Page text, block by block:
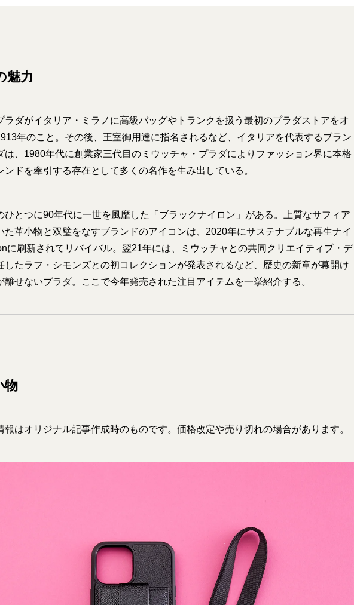
魅力
ラダがイタリア・ミラノに高級バッグやトランクを扱う最初のプラダストアをオ
年のこと。その後、王室御用達に指名されるなど、イタリアを代表するブラン
は、1980年代に創業家三代目のミウッチャ・プラダによりファッション界に本格
ンドを牽引する存在として多くの名作を生み出している。
ひとつに90年代に一世を風靡した「ブラックナイロン」がある。上質なサフィア
た革小物と双璧をなすブランドのアイコンは、2020年にサステナブルな再生ナイ
に刷新されてリバイバル。翌21年には、ミウッチャとの共同クリエイティブ・デ
したラフ・シモンズとの初コレクションが発表されるなど、歴史の新章が幕開け
離せないプラダ。ここで今年発売された注目アイテムを一挙紹介する。
物
はオリジナル記事作成時のものです。価格改定や売り切れの場合があります。